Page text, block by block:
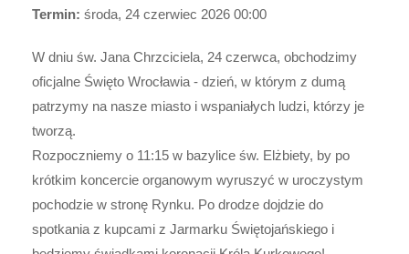
Termin: środa, 24 czerwiec 2026 00:00
W dniu św. Jana Chrzciciela, 24 czerwca, obchodzimy
oficjalne Święto Wrocławia - dzień, w którym z dumą
patrzymy na nasze miasto i wspaniałych ludzi, którzy je
tworzą.
Rozpoczniemy o 11:15 w bazylice św. Elżbiety, by po
krótkim koncercie organowym wyruszyć w uroczystym
pochodzie w stronę Rynku. Po drodze dojdzie do
spotkania z kupcami z Jarmarku Świętojańskiego i